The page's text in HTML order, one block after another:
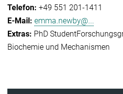
+49 551 201-1411
emma.newby@...
PhD Student
Biochemie und Mechanismen